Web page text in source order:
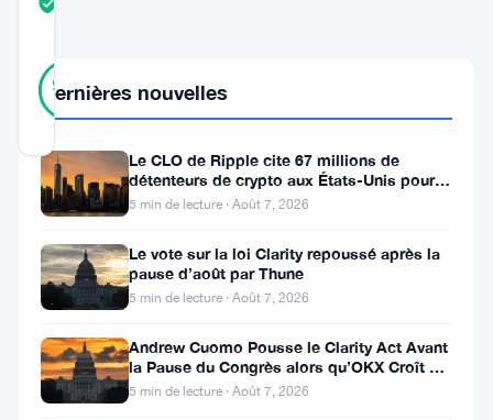
93%
Dogecoin
attire
l’attention
Dernières nouvelles
Le CLO de Ripple cite 67 millions de
détenteurs de crypto aux États-Unis pour
faire avancer la loi CLARITY
5 min de lecture · Août 7, 2026
Le vote sur la loi Clarity repoussé après la
pause d’août par Thune
5 min de lecture · Août 7, 2026
Andrew Cuomo Pousse le Clarity Act Avant
la Pause du Congrès alors qu’OKX Croît en
Europe
5 min de lecture · Août 7, 2026